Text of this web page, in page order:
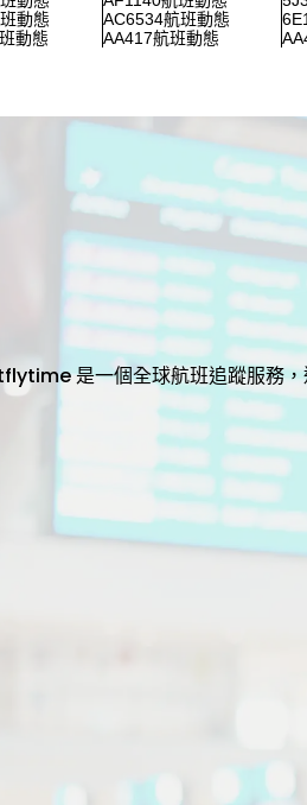
動態
AC6534航班動態
動態
AA417航班動態
是一個全球航班追蹤服務，